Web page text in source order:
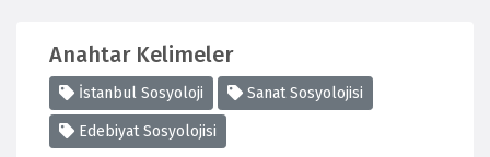
Anahtar Kelimeler
İstanbul Sosyoloji Sanat Sosyolojisi
Edebiyat Sosyolojisi